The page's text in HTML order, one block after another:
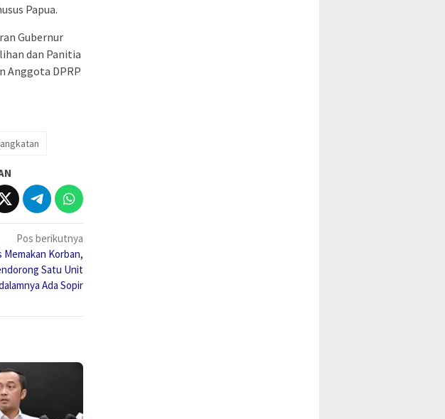
Papua.
Gubernur
dan Panitia
Anggota DPRP
Pos berikutnya
Korban,
Satu Unit
Ada Sopir